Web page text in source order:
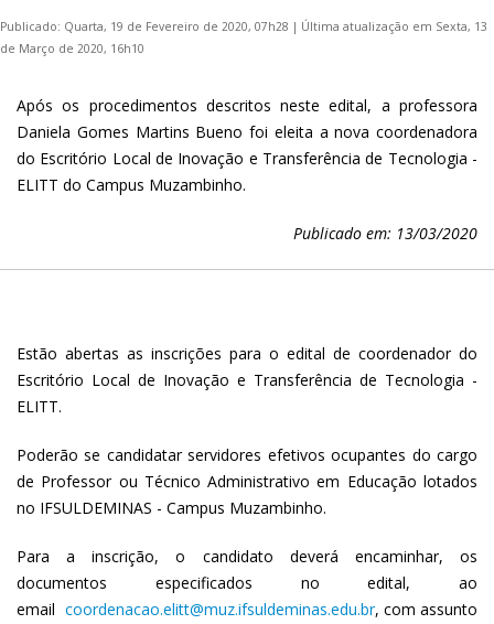
Publicado: Quarta, 19 de Fevereiro de 2020, 07h28 | Última atualização em Sexta, 13
de Março de 2020, 16h10
Após os procedimentos descritos neste edital, a professora
Daniela Gomes Martins Bueno foi eleita a nova coordenadora
do Escritório Local de Inovação e Transferência de Tecnologia -
ELITT do Campus Muzambinho.
Publicado em: 13/03/2020
Estão abertas as inscrições para o edital de coordenador do
Escritório Local de Inovação e Transferência de Tecnologia -
ELITT.
Poderão se candidatar servidores efetivos ocupantes do cargo
de Professor ou Técnico Administrativo em Educação lotados
no IFSULDEMINAS - Campus Muzambinho.
Para a inscrição, o candidato deverá encaminhar, os
documentos especificados no edital, ao
email coordenacao.elitt@muz.ifsuldeminas.edu.br, com assunto